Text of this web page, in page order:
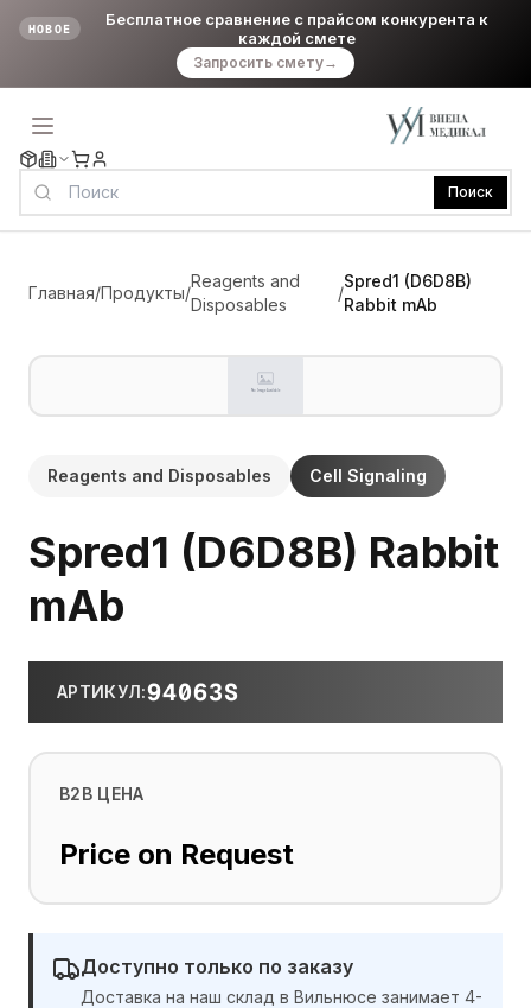
НОВОЕ
Бесплатное сравнение с прайсом конкурента к
каждой смете
Запросить смету→
Поиск
Главная/Продукты/
Reagents and
Disposables
/
Spred1 (D6D8B)
Rabbit mAb
Reagents and Disposables Cell Signaling
Spred1 (D6D8B) Rabbit
mAb
АРТИКУЛ:94063S
B2B ЦЕНА
Price on Request
Доступно только по заказу
Доставка на наш склад в Вильнюсе занимает 4-